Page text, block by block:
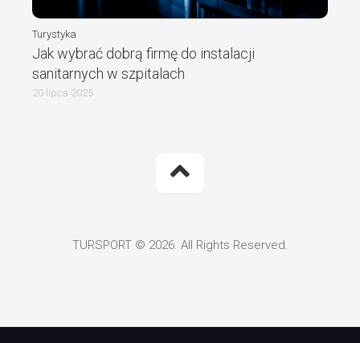
Turystyka
Jak wybrać dobrą firmę do instalacji
sanitarnych w szpitalach
20 lipca 2025
TURSPORT © 2026. All Rights Reserved.